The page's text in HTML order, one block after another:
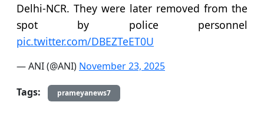
Delhi-NCR. They were later removed from the
spot by police personnel
pic.twitter.com/DBEZTeET0U
— ANI (@ANI) November 23, 2025
Tags:
prameyanews7